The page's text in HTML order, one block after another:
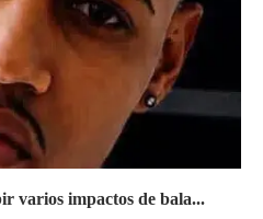
varios impactos de bala...